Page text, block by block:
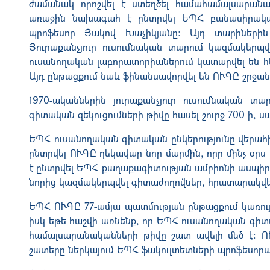
ժամանակ որոշվել է ստեղծել
առաջին նախագահ է ընտրվել ԵՊՀ
պրոֆեսոր Յակով Խաչիկյանը: Այդ
Յուրաքանչյուր ուսումնական տարում
ուսանողական լաբորատորիաներում կատարվել են
Այդ ընթացքում նաև ֆինանսավորվել են ՈՒԳԸ
1970-ականներին յուրաքանչյուր
գիտական զեկուցումների թիվը հասել շուրջ 700-
ԵՊՀ ուսանողական գիտական ընկերությունը
ընտրվել ՈՒԳԸ ղեկավար նոր մարմին, որը մինչ
է ընտրվել ԵՊՀ քաղաքագիտության ամբիոնի
նորից կազմակերպվել գիտաժողովներ,
ԵՊՀ ՈՒԳԸ 77-ամյա պատմության ընթացքում
իսկ եթե հաշվի առնենք, որ ԵՊՀ ուսանողական
համալսարանականների թիվը շատ ավելի մեծ է:
շատերը ներկայում ԵՊՀ ֆակուլտետների